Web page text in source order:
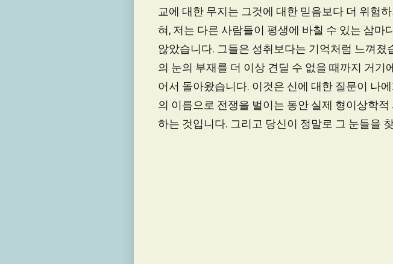
교에 대한 무지는 그것에 대한 믿음보다 더 위험
혀, 저는 다른 사람들이 평생에 바칠 수 있는 삼마
않았습니다. 그들은 성취보다는 기억처럼 느껴졌
의 눈의 부재를 더 이상 견딜 수 없을 때까지 거기
어서 돌아왔습니다. 이것은 신에 대한 질문이 나
의 이름으로 전쟁을 벌이는 동안 실제 형이상학
하는 것입니다. 그리고 당신이 정말로 그 눈들을